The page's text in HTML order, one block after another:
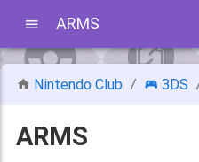
ARMS
Nintendo Club 3DS
ARMS